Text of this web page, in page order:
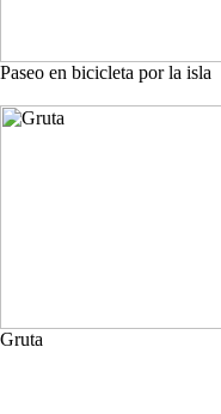
Paseo en bicicleta por la isla
Gruta